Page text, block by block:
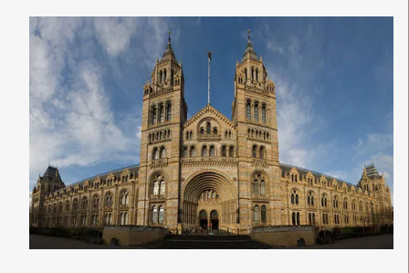
← Merci ! →